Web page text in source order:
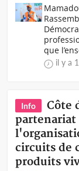
que
il y a
Info
Côte
partenariat
circuits de
produits